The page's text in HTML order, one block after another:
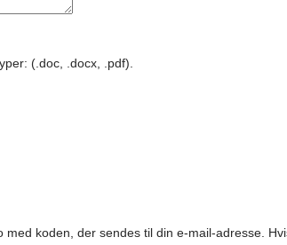
(.doc, .docx, .pdf)
koden, der sendes til din e-mail-adresse.